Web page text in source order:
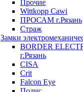
Прочие
Wittkopp Cawi
ПРОСАМ г.Рязань
Страж
Замки
BORDER
г.Рязань
CISA
Crit
Falcon Eye